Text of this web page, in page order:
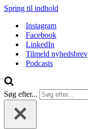
Spring til indhold
Instagram
Facebook
LinkedIn
Tilmeld nyhedsbrev
Podcasts
Søg efter...